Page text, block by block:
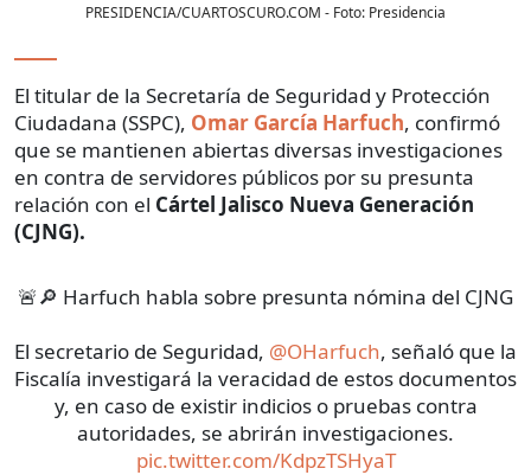
PRESIDENCIA/CUARTOSCURO.COM - Foto: Presidencia
El titular de la Secretaría de Seguridad y Protección
Ciudadana (SSPC), Omar García Harfuch, confirmó
que se mantienen abiertas diversas investigaciones
en contra de servidores públicos por su presunta
relación con el Cártel Jalisco Nueva Generación
(CJNG).
🚨🔎 Harfuch habla sobre presunta nómina del CJNG
El secretario de Seguridad, @OHarfuch, señaló que la
Fiscalía investigará la veracidad de estos documentos
y, en caso de existir indicios o pruebas contra
autoridades, se abrirán investigaciones.
pic.twitter.com/KdpzTSHyaT